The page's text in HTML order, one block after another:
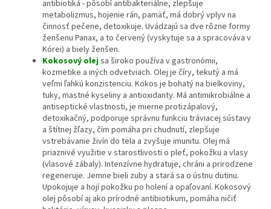
antibiotiká - pôsobí antibakteriálne, zlepšuje
metabolizmus, hojenie rán, pamäť, má dobrý vplyv na
činnosť pečene, detoxikuje. Uvádzajú sa dve rôzne formy
ženšenu Panax, a to červený (vyskytuje sa a spracováva v
Kórei) a biely ženšen.
Kokosový olejsa široko používa v gastronómii,
kozmetike a iných odvetviach. Olej je číry, tekutý a má
veľmi ľahkú konzistenciu. Kokos je bohatý na bielkoviny,
tuky, mastné kyseliny a antioxidanty. Má antimikrobiálne a
antiseptické vlastnosti, je mierne protizápalový,
detoxikačný, podporuje správnu funkciu tráviacej sústavy
a štítnej žľazy, čím pomáha pri chudnutí, zlepšuje
vstrebávanie živín do tela a zvyšuje imunitu. Olej má
priaznivé využitie v starostlivosti o pleť, pokožku a vlasy
(vlasové zábaly). Intenzívne hydratuje, chráni a prirodzene
regeneruje. Jemne bieli zuby a stará sa o ústnu dutinu.
Upokojuje a hojí pokožku po holení a opaľovaní. Kokosový
olej pôsobí aj ako prírodné antibiotikum, pomáha ničiť